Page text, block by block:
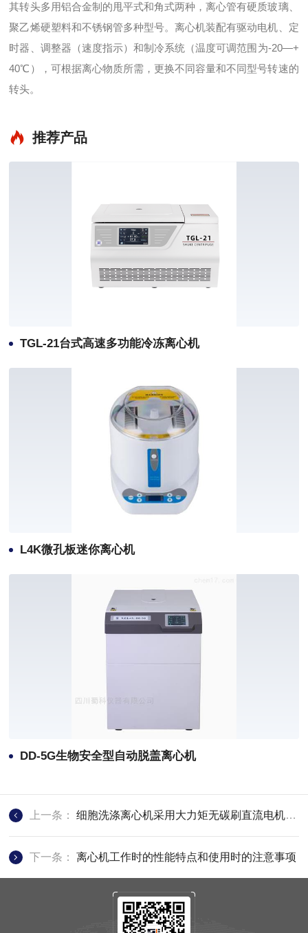
其转头多用铝合金制的甩平式和角式两种，离心管有硬质玻璃、
聚乙烯硬塑料和不锈钢管多种型号。离心机装配有驱动电机、定
时器、调整器（速度指示）和制冷系统（温度可调范围为-20—+
40℃），可根据离心物质所需，更换不同容量和不同型号转速的
转头。
推荐产品
TGL-21台式高速多功能冷冻离心机
L4K微孔板迷你离心机
DD-5G生物安全型自动脱盖离心机
上一条：细胞洗涤离心机采用大力矩无碳刷直流电机，操作简便
下一条：离心机工作时的性能特点和使用时的注意事项